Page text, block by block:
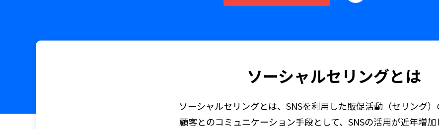
ソーシャルセリングとは
ソーシャルセリングとは、SNSを利用した販促活動（セリング）
顧客とのコミュニケーション手段として、SNSの活用が近年増加